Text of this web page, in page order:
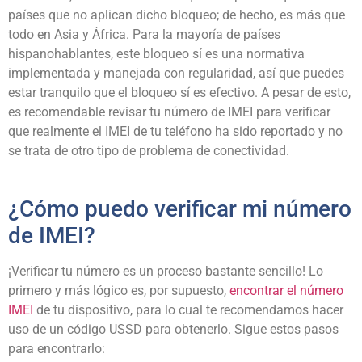
países que no aplican dicho bloqueo; de hecho, es más que
todo en Asia y África. Para la mayoría de países
hispanohablantes, este bloqueo sí es una normativa
implementada y manejada con regularidad, así que puedes
estar tranquilo que el bloqueo sí es efectivo. A pesar de esto,
es recomendable revisar tu número de IMEI para verificar
que realmente el IMEI de tu teléfono ha sido reportado y no
se trata de otro tipo de problema de conectividad.
¿Cómo puedo verificar mi número
de IMEI?
¡Verificar tu número es un proceso bastante sencillo! Lo
primero y más lógico es, por supuesto, encontrar el número
IMEI de tu dispositivo, para lo cual te recomendamos hacer
uso de un código USSD para obtenerlo. Sigue estos pasos
para encontrarlo: